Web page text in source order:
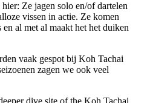
Ze jagen solo en/of dartelen
vissen in actie. Ze komen
al met al maakt het het duiken
vaak gespot bij Koh Tachai
zagen we ook veel